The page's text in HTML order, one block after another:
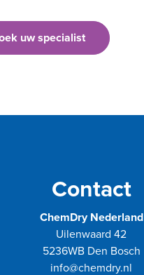
uw specialist
Contact
ChemDry Nederland
Uilenwaard 42
5236WB Den Bosch
info@chemdry.nl